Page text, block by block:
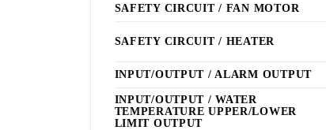
SAFETY CIRCUIT / FAN MOTOR
SAFETY CIRCUIT / HEATER
INPUT/OUTPUT / ALARM OUTPUT
INPUT/OUTPUT / WATER
TEMPERATURE UPPER/LOWER
LIMIT OUTPUT